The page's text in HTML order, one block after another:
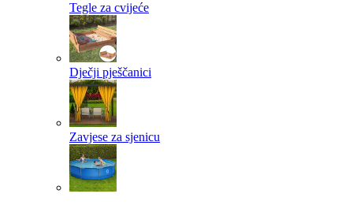
Tegle za cvijeće
Dječji pješčanici
Zavjese za sjenicu